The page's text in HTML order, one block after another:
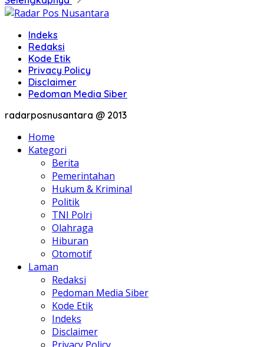
Indeks
Redaksi
Kode Etik
Privacy Policy
Disclaimer
Pedoman Media Siber
radarposnusantara @ 2013
Home
Kategori
Berita
Pemerintahan
Hukum & Kriminal
Politik
TNI Polri
Olahraga
Hiburan
Otomotif
Laman
Redaksi
Pedoman Media Siber
Kode Etik
Indeks
Disclaimer